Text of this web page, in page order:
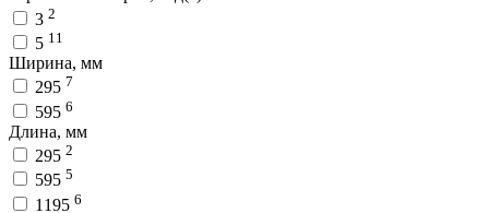
3 2
5 11
Ширина, мм
295 7
595 6
Длина, мм
295 2
595 5
1195 6